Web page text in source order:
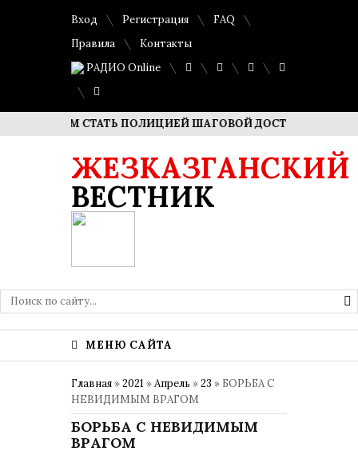
Вход Регистрация
FAQ
Правила
Контакты
РАДИО Online
СТАТЬ ПОЛИЦИЕЙ ШАГОВОЙ ДОСТУПНОСТИ»
ЖЕЗКАЗГАНСКИЙ
ВЕСТНИК
МЕНЮ САЙТА
Главная »2021 »Апрель »23 » БОРЬБА С
НЕВИДИМЫМ ВРАГОМ
БОРЬБА С НЕВИДИМЫМ
ВРАГОМ